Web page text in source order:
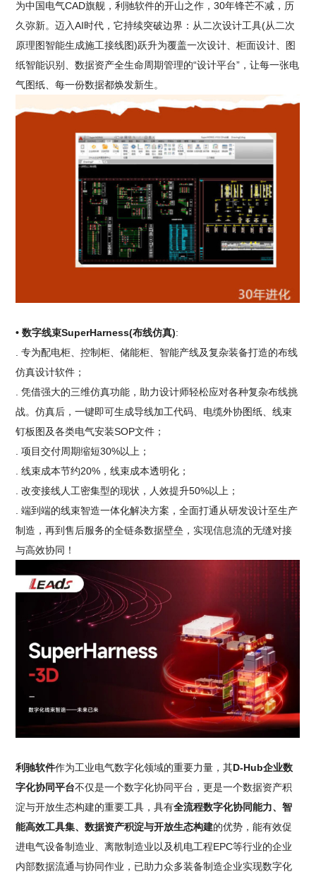
为中国电气CAD旗舰，利驰软件的开山之作，30年锋芒不减，历
久弥新。迈入AI时代，它持续突破边界：从二次设计工具(从二次
原理图智能生成施工接线图)跃升为覆盖一次设计、柜面设计、图
纸智能识别、数据资产全生命周期管理的“设计平台”，让每一张电
气图纸、每一份数据都焕发新生。
• 数字线束SuperHarness(布线仿真):
. 专为配电柜、控制柜、储能柜、智能产线及复杂装备打造的布线
仿真设计软件；
. 凭借强大的三维仿真功能，助力设计师轻松应对各种复杂布线挑
战。仿真后，一键即可生成导线加工代码、电缆外协图纸、线束
钉板图及各类电气安装SOP文件；
. 项目交付周期缩短30%以上；
. 线束成本节约20%，线束成本透明化；
. 改变接线人工密集型的现状，人效提升50%以上；
. 端到端的线束智造一体化解决方案，全面打通从研发设计至生产
制造，再到售后服务的全链条数据壁垒，实现信息流的无缝对接
与高效协同！
利驰软件作为工业电气数字化领域的重要力量，其D-Hub企业数
字化协同平台不仅是一个数字化协同平台，更是一个数据资产积
淀与开放生态构建的重要工具，具有全流程数字化协同能力、智
能高效工具集、数据资产积淀与开放生态构建的优势，能有效促
进电气设备制造业、离散制造业以及机电工程EPC等行业的企业
内部数据流通与协同作业，已助力众多装备制造企业实现数字化